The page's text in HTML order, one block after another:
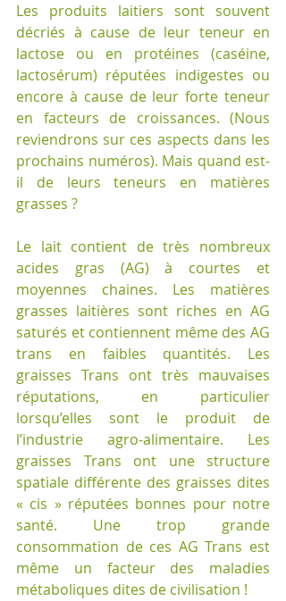
Les produits laitiers sont souvent
décriés à cause de leur teneur en
lactose ou en protéines (caséine,
lactosérum) réputées indigestes ou
encore à cause de leur forte teneur
en facteurs de croissances. (Nous
reviendrons sur ces aspects dans les
prochains numéros). Mais quand est-
il de leurs teneurs en matières
grasses ?
Le lait contient de très nombreux
acides gras (AG) à courtes et
moyennes chaines. Les matières
grasses laitières sont riches en AG
saturés et contiennent même des AG
trans en faibles quantités. Les
graisses Trans ont très mauvaises
réputations, en particulier
lorsqu’elles sont le produit de
l’industrie agro-alimentaire. Les
graisses Trans ont une structure
spatiale différente des graisses dites
« cis » réputées bonnes pour notre
santé. Une trop grande
consommation de ces AG Trans est
même un facteur des maladies
métaboliques dites de civilisation !